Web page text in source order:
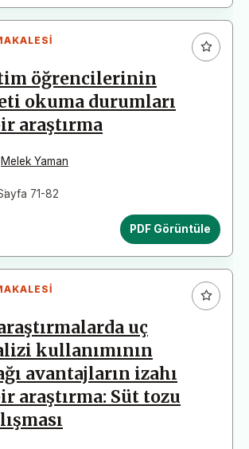
öğrencilerinin
okuma durumları
araştırma
Melek Yaman
71-82
PDF Görüntüle
uç
kullanımının
avantajların izahı
araştırma: Süt tozu